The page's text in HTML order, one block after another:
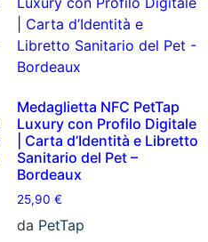
Medaglietta NFC PetTap
Luxury con Profilo Digitale
| Carta d’Identità e Libretto
Sanitario del Pet –
Bordeaux
25,90 €
da PetTap